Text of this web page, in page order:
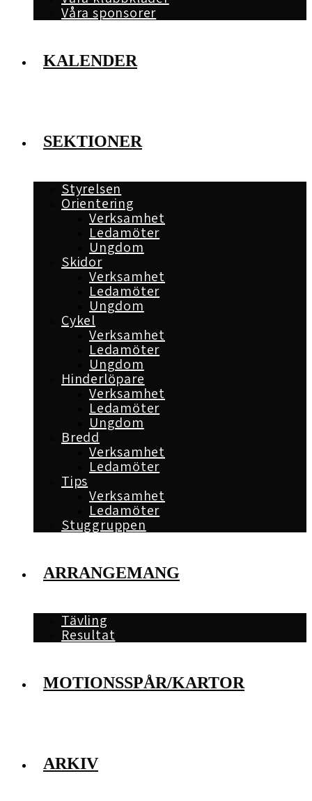
Våra sponsorer
KALENDER
SEKTIONER
Styrelsen
Orientering
Verksamhet
Ledamöter
Ungdom
Skidor
Verksamhet
Ledamöter
Ungdom
Cykel
Verksamhet
Ledamöter
Ungdom
Hinderlöpare
Verksamhet
Ledamöter
Ungdom
Bredd
Verksamhet
Ledamöter
Tips
Verksamhet
Ledamöter
Stuggruppen
ARRANGEMANG
Tävling
Resultat
MOTIONSSPÅR/KARTOR
ARKIV